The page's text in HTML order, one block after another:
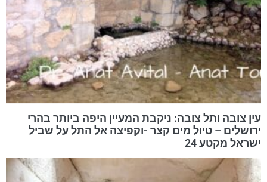
עין צובה ותל צובה: ניקבת המעיין היפה ביותר בהרי
ירושלים – טיול מים קצר -וקפיצה אל התל על שביל
ישראל מקטע 24